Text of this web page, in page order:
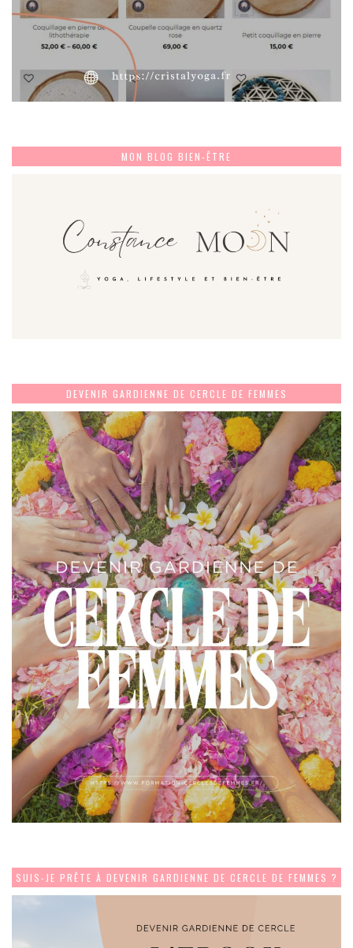
MON BLOG BIEN-ÊTRE
DEVENIR GARDIENNE DE CERCLE DE FEMMES
SUIS-JE PRÊTE À DEVENIR GARDIENNE DE CERCLE DE FEMMES ?